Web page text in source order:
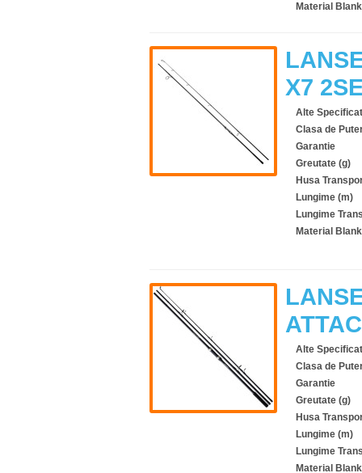
Material Blank
X7
Alte
Clasa de
Garantie
Greutate (g)
Husa
Lungime (m)
Lungime
Material Blank
Alte
Clasa de
Garantie
Greutate (g)
Husa
Lungime (m)
Lungime
Material Blank